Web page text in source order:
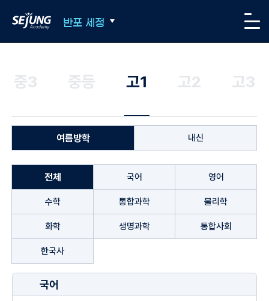
SEJUNG Academy
반포 세정 메뉴
중3 중등 고1 고2 고3
여름방학 내신
전체 국어 영어
수학 통합과학 물리학
화학 생명과학 통합사회
한국사
국어